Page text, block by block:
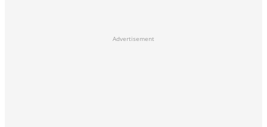
Advertisement